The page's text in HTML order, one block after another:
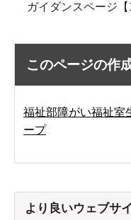
ガイダンスページ【
このページの作
福祉部障がい福祉室
ープ
より良いウェブサ